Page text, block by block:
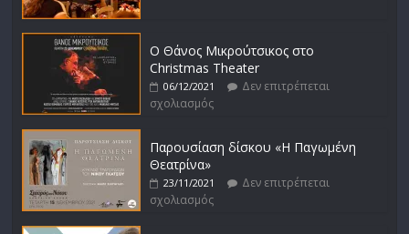
Ο Θάνος Μικρούτσικος στο
Christmas Theater
06/12/2021
Δεν επιτρέπεται
σχολιασμός
Παρουσίαση δίσκου «Η Παγωμένη
Θεατρίνα»
23/11/2021
Δεν επιτρέπεται
σχολιασμός